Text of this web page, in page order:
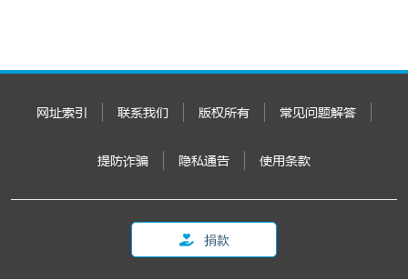
网址索引 联系我们 版权所有 常见问题解答
提防诈骗 隐私通告 使用条款
捐款